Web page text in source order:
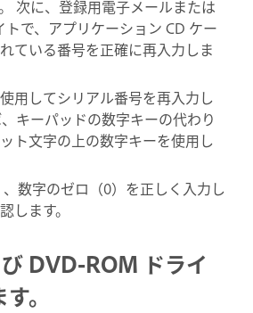
次に、登録用電子メールまたは
で、アプリケーション CD ケー
ている番号を正確に再入力しま
用してシリアル番号を再入力し
キーパッドの数字キーの代わり
ト文字の上の数字キーを使用し
数字のゼロ（0）を正しく入力し
します。
DVD-ROM ドライ
。